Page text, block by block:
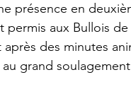
présence en
permis aux Bullois
après des minutes
au grand